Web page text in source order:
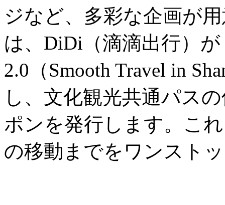
ジなど、多彩な企画が
は、DiDi（滴滴出行）
2.0（Smooth Travel in
し、文化観光共通パス
ポンを発行します。こ
の移動までをワンスト